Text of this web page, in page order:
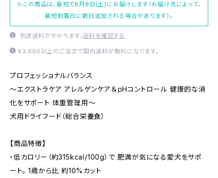
※この商品は、最短で8月8日(土)にお届けします（お届け先によって、
最短到着日に数日追加される場合があります）。
別途送料がかかります。送料を確認する
¥3,980以上のご注文で国内送料が無料になります。
プロフェッショナルバランス
～エクストラケア アレルゲンケア＆ｐHコントロール 健康的な消
化をサポート 体重管理用～
犬用ドライフード（総合栄養食）
【商品特徴】
・低カロリー（約315kcal/100g）で 肥満が気になる愛犬をサポ
ート。 1歳から比 約10%カット